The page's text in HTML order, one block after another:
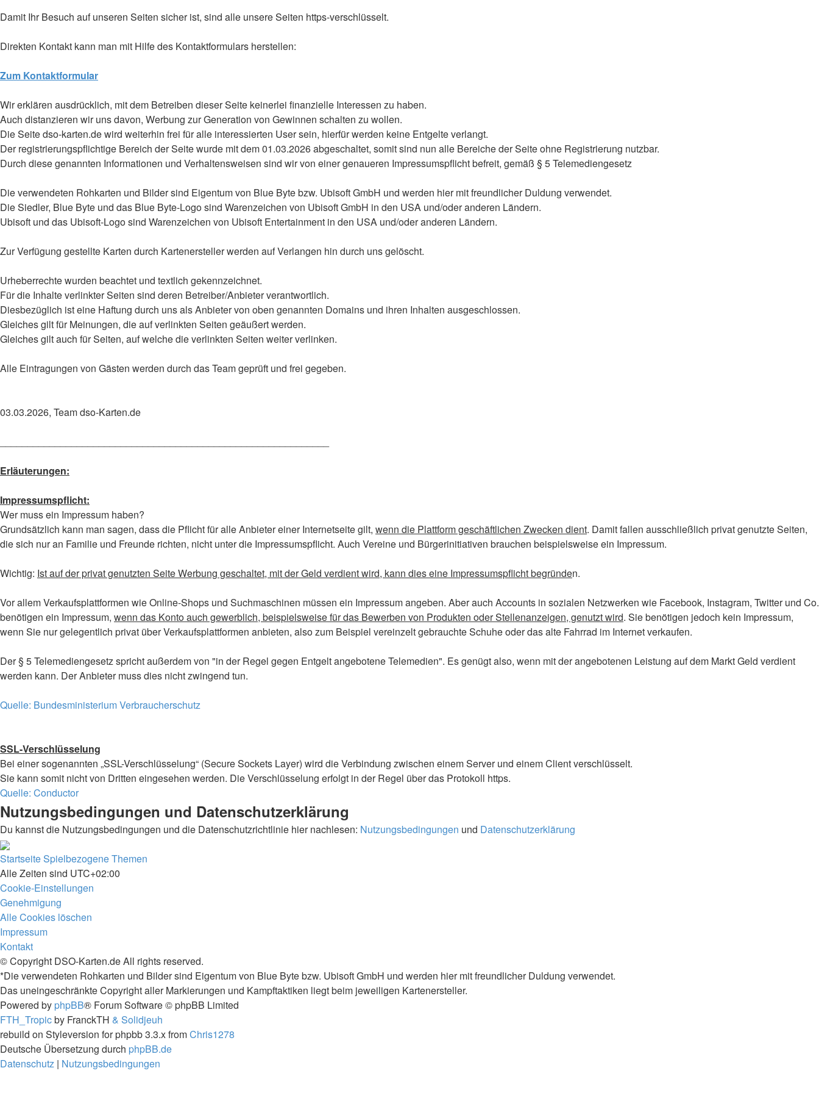
Damit Ihr Besuch auf unseren Seiten sicher ist, sind alle unsere Seiten https-verschlüsselt.
Direkten Kontakt kann man mit Hilfe des Kontaktformulars herstellen:
Zum Kontaktformular
Wir erklären ausdrücklich, mit dem Betreiben dieser Seite keinerlei finanzielle Interessen zu haben.
Auch distanzieren wir uns davon, Werbung zur Generation von Gewinnen schalten zu wollen.
Die Seite dso-karten.de wird weiterhin frei für alle interessierten User sein, hierfür werden keine Entgelte verlangt.
Der registrierungspflichtige Bereich der Seite wurde mit dem 01.03.2026 abgeschaltet, somit sind nun alle Bereiche der Seite ohne Registrierung nutzbar.
Durch diese genannten Informationen und Verhaltensweisen sind wir von einer genaueren Impressumspflicht befreit, gemäß § 5 Telemediengesetz
Die verwendeten Rohkarten und Bilder sind Eigentum von Blue Byte bzw. Ubisoft GmbH und werden hier mit freundlicher Duldung verwendet.
Die Siedler, Blue Byte und das Blue Byte-Logo sind Warenzeichen von Ubisoft GmbH in den USA und/oder anderen Ländern.
Ubisoft und das Ubisoft-Logo sind Warenzeichen von Ubisoft Entertainment in den USA und/oder anderen Ländern.
Zur Verfügung gestellte Karten durch Kartenersteller werden auf Verlangen hin durch uns gelöscht.
Urheberrechte wurden beachtet und textlich gekennzeichnet.
Für die Inhalte verlinkter Seiten sind deren Betreiber/Anbieter verantwortlich.
Diesbezüglich ist eine Haftung durch uns als Anbieter von oben genannten Domains und ihren Inhalten ausgeschlossen.
Gleiches gilt für Meinungen, die auf verlinkten Seiten geäußert werden.
Gleiches gilt auch für Seiten, auf welche die verlinkten Seiten weiter verlinken.
Alle Eintragungen von Gästen werden durch das Team geprüft und frei gegeben.
03.03.2026, Team dso-Karten.de
Erläuterungen:
Impressumspflicht:
Wer muss ein Impressum haben?
Grundsätzlich kann man sagen, dass die Pflicht für alle Anbieter einer Internetseite gilt, wenn die Plattform geschäftlichen Zwecken dient. Damit fallen ausschließlich privat genutzte Seiten,
die sich nur an Familie und Freunde richten, nicht unter die Impressumspflicht. Auch Vereine und Bürgerinitiativen brauchen beispielsweise ein Impressum.
Wichtig: Ist auf der privat genutzten Seite Werbung geschaltet, mit der Geld verdient wird, kann dies eine Impressumspflicht begründen.
Vor allem Verkaufsplattformen wie Online-Shops und Suchmaschinen müssen ein Impressum angeben. Aber auch Accounts in sozialen Netzwerken wie Facebook, Instagram, Twitter und Co.
benötigen ein Impressum, wenn das Konto auch gewerblich, beispielsweise für das Bewerben von Produkten oder Stellenanzeigen, genutzt wird. Sie benötigen jedoch kein Impressum,
wenn Sie nur gelegentlich privat über Verkaufsplattformen anbieten, also zum Beispiel vereinzelt gebrauchte Schuhe oder das alte Fahrrad im Internet verkaufen.
Der § 5 Telemediengesetz spricht außerdem von "in der Regel gegen Entgelt angebotene Telemedien". Es genügt also, wenn mit der angebotenen Leistung auf dem Markt Geld verdient
werden kann. Der Anbieter muss dies nicht zwingend tun.
Quelle: Bundesministerium Verbraucherschutz
SSL-Verschlüsselung
Bei einer sogenannten „SSL-Verschlüsselung“ (Secure Sockets Layer) wird die Verbindung zwischen einem Server und einem Client verschlüsselt.
Sie kann somit nicht von Dritten eingesehen werden. Die Verschlüsselung erfolgt in der Regel über das Protokoll https.
Quelle: Conductor
Nutzungsbedingungen und Datenschutzerklärung
Du kannst die Nutzungsbedingungen und die Datenschutzrichtlinie hier nachlesen: Nutzungsbedingungen und Datenschutzerklärung
StartseiteSpielbezogene Themen
Alle Zeiten sind UTC+02:00
Cookie-Einstellungen
Genehmigung
Alle Cookies löschen
Impressum
Kontakt
© Copyright DSO-Karten.de All rights reserved.
*Die verwendeten Rohkarten und Bilder sind Eigentum von Blue Byte bzw. Ubisoft GmbH und werden hier mit freundlicher Duldung verwendet.
Das uneingeschränkte Copyright aller Markierungen und Kampftaktiken liegt beim jeweiligen Kartenersteller.
Powered by phpBB® Forum Software © phpBB Limited
FTH_Tropicby FranckTH & Solidjeuh
rebuild on Styleversion for phpbb 3.3.x fromChris1278
Deutsche Übersetzung durch phpBB.de
Datenschutz | Nutzungsbedingungen